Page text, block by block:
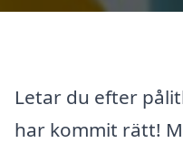
Letar du efter
har kommit rätt!